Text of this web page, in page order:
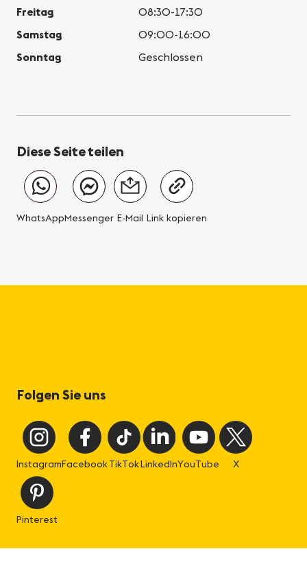
Freitag
08:30-17:30
Samstag
09:00-16:00
Sonntag
Geschlossen
Diese Seite teilen
WhatsAppMessenger E-Mail Link kopieren
Folgen Sie uns
InstagramFacebookTikTokLinkedInYouTube X
Pinterest